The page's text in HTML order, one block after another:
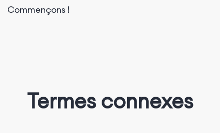
Commençons !
Termes connexes